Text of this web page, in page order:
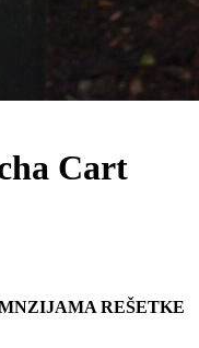
Cart
REŠETKE